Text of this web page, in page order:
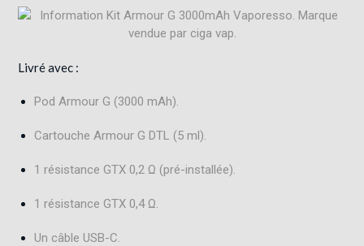
Livré avec :
Pod Armour G (3000 mAh).
Cartouche Armour G DTL (5 ml).
1 résistance GTX 0,2 Ω (pré-installée).
1 résistance GTX 0,4 Ω.
Un câble USB-C.